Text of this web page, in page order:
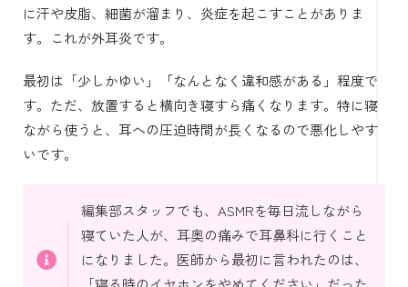
に汗や皮脂、細菌が溜まり、炎症を起こすことがありま
す。これが外耳炎です。
最初は「少しかゆい」「なんとなく違和感がある」程度で
す。ただ、放置すると横向き寝すら痛くなります。特に寝
ながら使うと、耳への圧迫時間が長くなるので悪化しやす
いです。
編集部スタッフでも、ASMRを毎日流しながら
寝ていた人が、耳奥の痛みで耳鼻科に行くこと
になりました。医師から最初に言われたのは、